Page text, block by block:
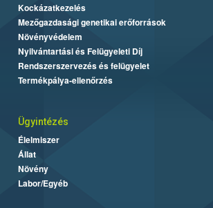
Kockázatkezelés
Mezőgazdasági genetikai erőforrások
Növényvédelem
Nyilvántartási és Felügyeleti Díj
Rendszerszervezés és felügyelet
Termékpálya-ellenőrzés
Ügyintézés
Élelmiszer
Állat
Növény
Labor/Egyéb